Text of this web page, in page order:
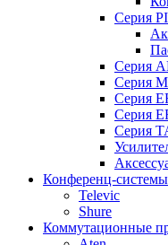
Серия
Серия
Серия
Серия
Серия
Серия
Конференц-системы
Televic
Shure
Коммутационные